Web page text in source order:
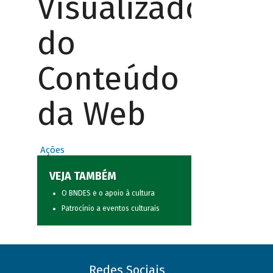
Visualizador
do
Conteúdo
da Web
Ações
VEJA TAMBÉM
O BNDES e o apoio à cultura
Patrocínio a eventos culturais
Redes Sociais